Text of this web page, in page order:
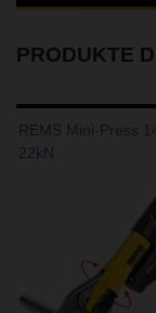
PRODUKTE
REMS Mini-Press
22kN